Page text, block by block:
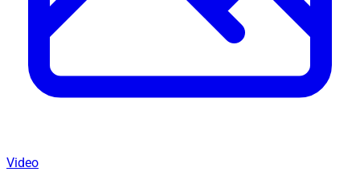
Video